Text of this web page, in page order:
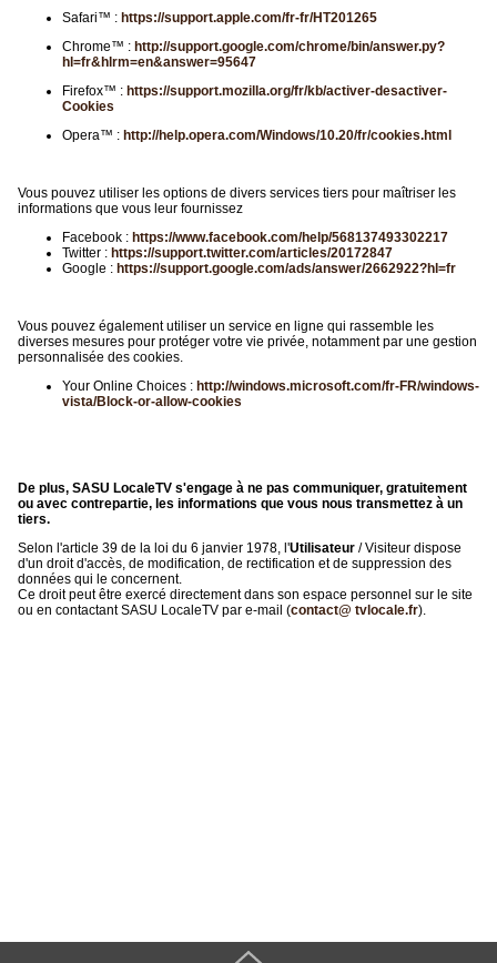
Safari™ : https://support.apple.com/fr-fr/HT201265
Chrome™ : http://support.google.com/chrome/bin/answer.py?
hl=fr&hlrm=en&answer=95647
Firefox™ : https://support.mozilla.org/fr/kb/activer-desactiver-
Cookies
Opera™ : http://help.opera.com/Windows/10.20/fr/cookies.html
Vous pouvez utiliser les options de divers services tiers pour maîtriser les
informations que vous leur fournissez
Facebook : https://www.facebook.com/help/568137493302217
Twitter : https://support.twitter.com/articles/20172847
Google : https://support.google.com/ads/answer/2662922?hl=fr
Vous pouvez également utiliser un service en ligne qui rassemble les
diverses mesures pour protéger votre vie privée, notamment par une gestion
personnalisée des cookies.
Your Online Choices : http://windows.microsoft.com/fr-FR/windows-
vista/Block-or-allow-cookies
De plus, SASU LocaleTV s'engage à ne pas communiquer, gratuitement
ou avec contrepartie, les informations que vous nous transmettez à un
tiers.
Selon l'article 39 de la loi du 6 janvier 1978, l'Utilisateur / Visiteur dispose
d'un droit d'accès, de modification, de rectification et de suppression des
données qui le concernent.
Ce droit peut être exercé directement dans son espace personnel sur le site
ou en contactant SASU LocaleTV par e-mail (contact@ tvlocale.fr).